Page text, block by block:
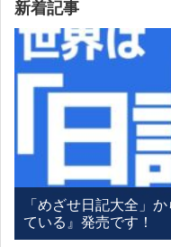
新着記事
「めざせ日記大全」
ている』発売です！